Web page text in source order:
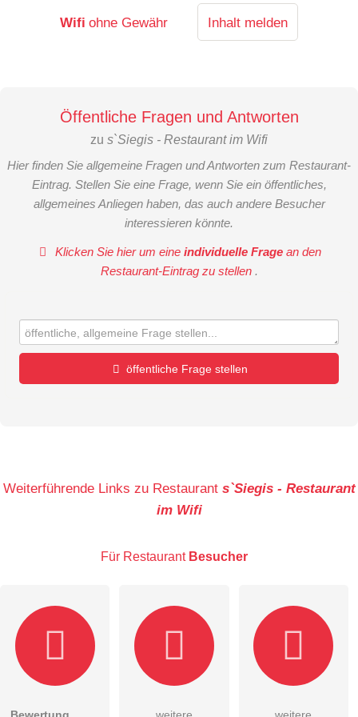
Wifi ohne Gewähr Inhalt melden
Öffentliche Fragen und Antworten
zu s`Siegis - Restaurant im Wifi
Hier finden Sie allgemeine Fragen und Antworten zum Restaurant-
Eintrag. Stellen Sie eine Frage, wenn Sie ein öffentliches,
allgemeines Anliegen haben, das auch andere Besucher
interessieren könnte.
Klicken Sie hier um eineindividuelle Frage an den
Restaurant-Eintrag zu stellen .
öffentliche Frage stellen
Weiterführende Links zu Restaurant s`Siegis - Restaurant
im Wifi
Für Restaurant Besucher
Bewertung
weitere
weitere